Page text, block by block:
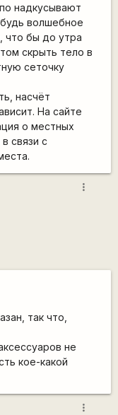
надкусывают
волшебное
что бы до утра
скрыть тело в
сеточку
насчёт
На сайте
о местных
связи с
more_vert
так что,
не
кое-какой
more_vert